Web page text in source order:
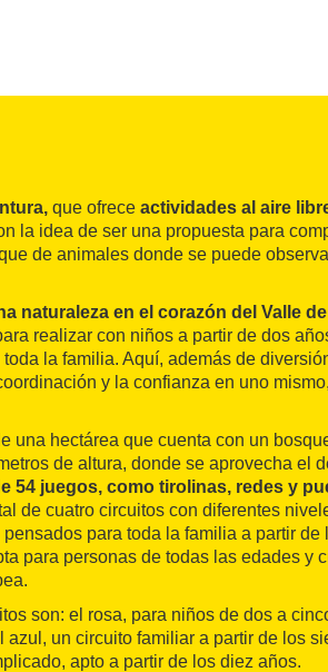
que ofrece actividades al aire
la idea de ser una propuesta para
de animales donde se puede
naturaleza en el corazón del Valle
realizar con niños a partir de dos
la familia. Aquí, además de
y la confianza en uno
una hectárea que cuenta con un
de altura, donde se aprovecha el
54 juegos, como tirolinas, redes y
de cuatro circuitos con diferentes
para toda la familia a partir de
para personas de todas las edades y
son: el rosa, para niños de dos a
azul, un circuito familiar a partir de los
apto a partir de los diez años.